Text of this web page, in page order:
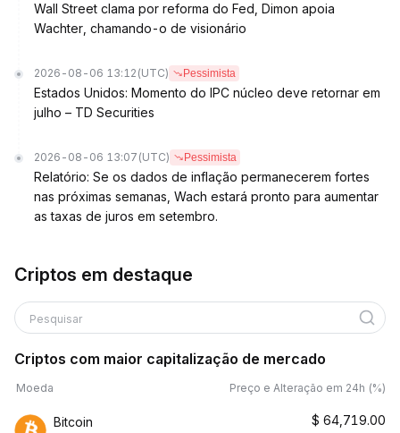
Wall Street clama por reforma do Fed, Dimon apoia
Wachter, chamando-o de visionário
2026-08-06 13:12 (UTC) Pessimista
Estados Unidos: Momento do IPC núcleo deve retornar em
julho – TD Securities
2026-08-06 13:07 (UTC) Pessimista
Relatório: Se os dados de inflação permanecerem fortes
nas próximas semanas, Wach estará pronto para aumentar
as taxas de juros em setembro.
Criptos em destaque
Pesquisar
Criptos com maior capitalização de mercado
Moeda Preço e Alteração em 24h (%)
Bitcoin $ 64,719.00